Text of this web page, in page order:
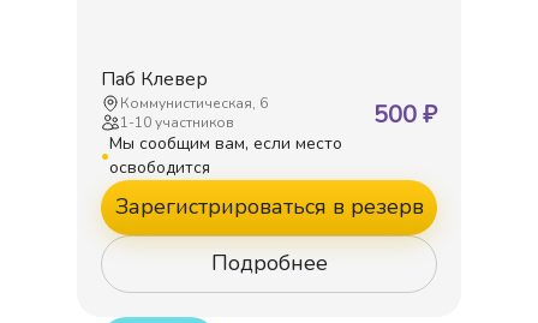
Паб Клевер
Коммунистическая, 6
1-10участников 500₽
•
Мы сообщим вам, если место
освободится
Зарегистрироваться в резерв
Подробнее